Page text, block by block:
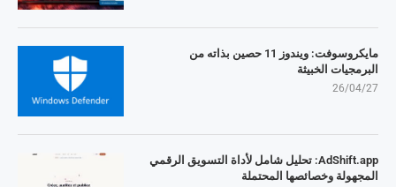
مايكروسوفت: ويندوز 11 حصين بذاته من
البرمجيات الخبيثة
26/04/27
AdShift.app: تحليل شامل لأداة التسويق الرقمي
المجهولة وخصائصها المحتملة